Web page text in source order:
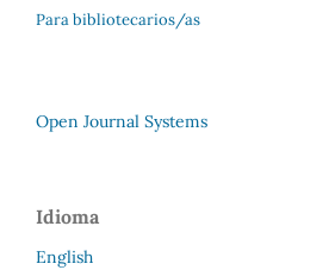
Para bibliotecarios/as
Open Journal Systems
Idioma
English